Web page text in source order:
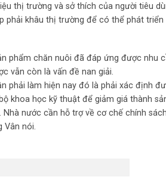
thị trường và sở thích của người tiêu
phải khâu thị trường để có thể phát triển
phẩm chăn nuôi đã đáp ứng được nhu
vẫn còn là vấn đề nan giải.
phải làm hiện nay đó là phải xác định
khoa học kỹ thuật để giảm giá thành
nước cần hỗ trợ về cơ chế chính
Vân nói.